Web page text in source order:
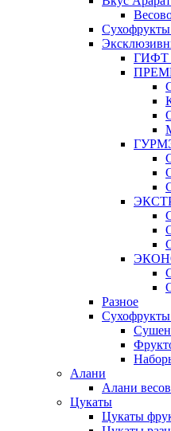
ГИФТ
Разное
Алани
Алани
Цукаты
Цукаты